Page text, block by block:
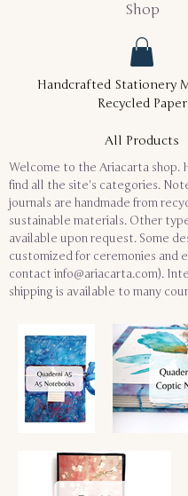
Shop
Handcrafted Stationery
Recycled Paper
All Products
Welcome to the Ariacarta shop.
find all the site's categories.
journals are handmade from
sustainable materials. Other
available upon request. Some
customized for ceremonies and
contact info@ariacarta.com).
shipping is available to many